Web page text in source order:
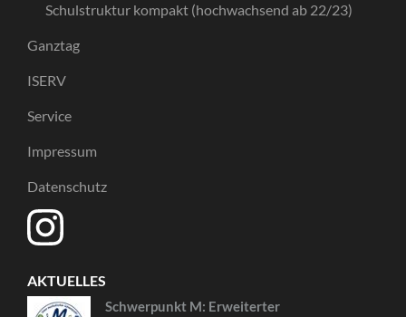
Schulstruktur kompakt (hochwachsend ab 22/23)
Ganztag
ISERV
Service
Impressum
Datenschutz
AKTUELLES
Schwerpunkt M: Erweiterter